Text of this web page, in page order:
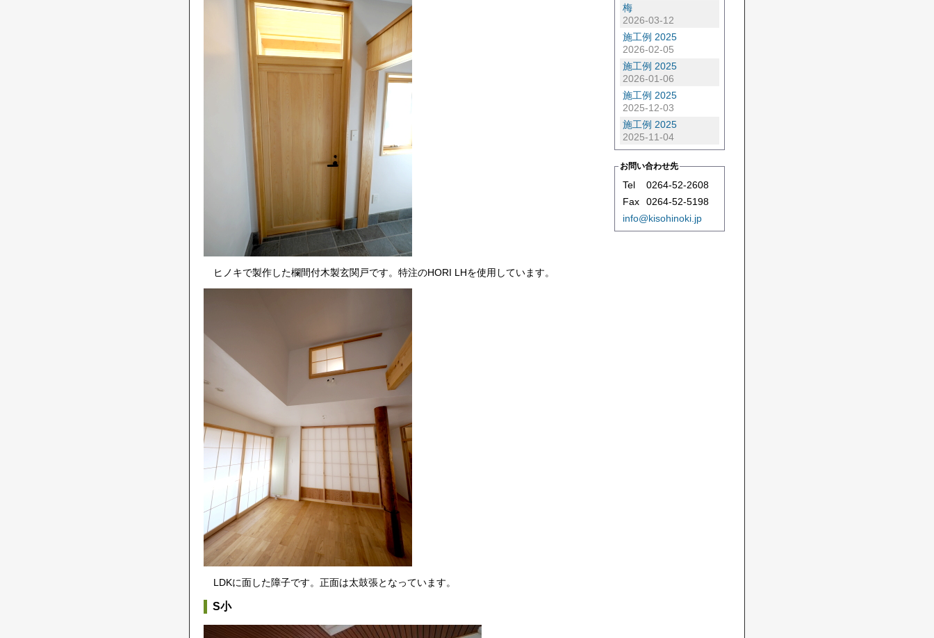
ヒノキで製作した欄間付木製玄関戸です。特注のHORI LHを使用しています。
LDKに面した障子です。正面は太鼓張となっています。
S小
梅
2026-03-12
施工例 2025
2026-02-05
施工例 2025
2026-01-06
施工例 2025
2025-12-03
施工例 2025
2025-11-04
お問い合わせ先
Tel
0264-52-2608
Fax
0264-52-5198
info@kisohinoki.jp